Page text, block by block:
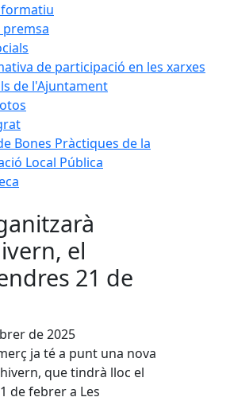
premsa
de participació en les xarxes
de l'Ajuntament
Bones Pràctiques de la
Local Pública
el
21 de
de 2025
ja té a punt una nova
que tindrà lloc el
de febrer a Les